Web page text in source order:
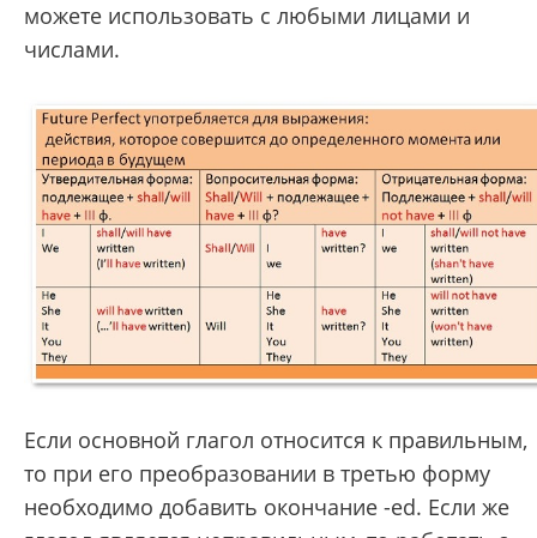
можете использовать с любыми лицами и
числами.
Если основной глагол относится к правильным,
то при его преобразовании в третью форму
необходимо добавить окончание -ed. Если же